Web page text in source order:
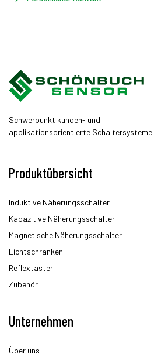
Schwerpunkt kunden- und
applikationsorientierte Schaltersysteme.
Produktübersicht
Induktive Näherungsschalter
Kapazitive Näherungsschalter
Magnetische Näherungsschalter
Lichtschranken
Reflextaster
Zubehör
Unternehmen
Über uns